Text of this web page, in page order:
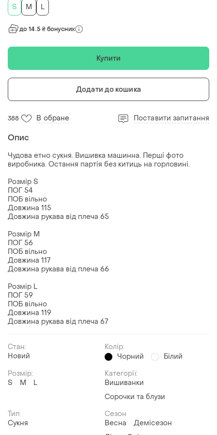
S M L
до 14.5 ₴ бонусних
Купити
Додати до кошика
388 В обране Поставити запитання
Опис
Чудова етно сукня. Вишивка машинна. Перші фото
виробника. Остання партія без китиць на горловині.
Розмір S
ПОГ 54
ПОБ вільно
Довжина 115
Довжина рукава від плеча 65
Розмір M
ПОГ 56
ПОБ вільно
Довжина 117
Довжина рукава від плеча 66
Розмір L
ПОГ 59
ПОБ вільно
Довжина 119
Довжина рукава від плеча 67
Стан:
Новий
Колір:
Чорний
Білий
Розмір:
S
M L
Категорії:
Вишиванки
Сорочки та блузи
Тип
Сукня
Сезон
Весна
Демісезон